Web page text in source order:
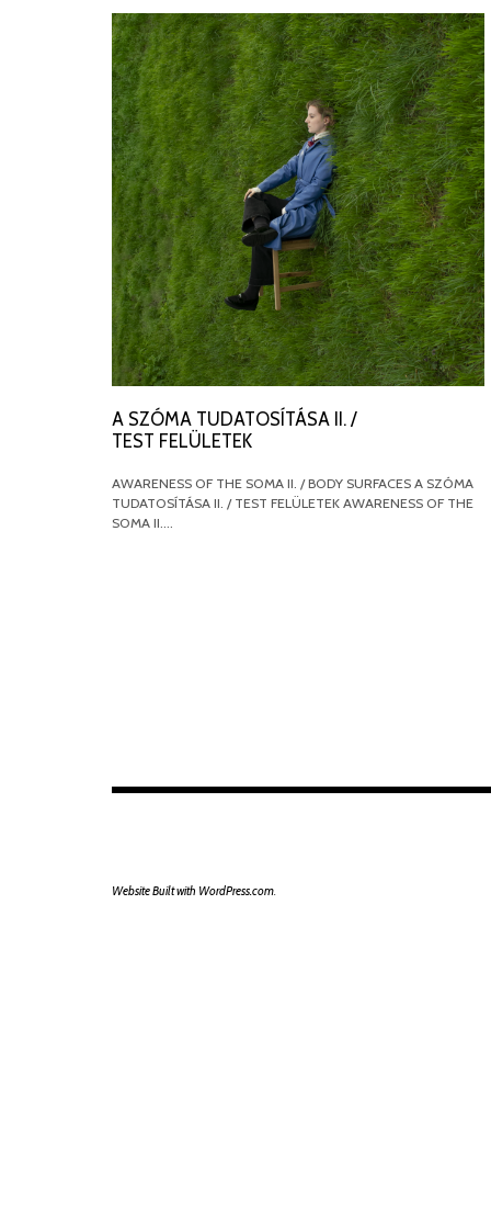
A SZÓMA TUDATOSÍTÁSA II. /
TEST FELÜLETEK
AWARENESS OF THE SOMA II. / BODY SURFACES A SZÓMA
TUDATOSÍTÁSA II. / TEST FELÜLETEK AWARENESS OF THE
SOMA II.…
Website Built with WordPress.com